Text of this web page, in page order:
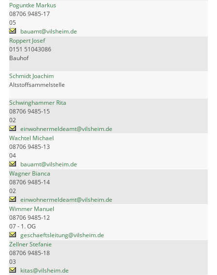
Poguntke Markus
08706 9485-17
05
bauamt@vilsheim.de
Roppert Josef
0151 51043086
Bauhof
Schmidt Joachim
Altstoffsammelstelle
Schwinghammer Rita
08706 9485-15
02
einwohnermeldeamt@vilsheim.de
Wachtel Michael
08706 9485-13
04
bauamt@vilsheim.de
Wagner Bianca
08706 9485-14
02
einwohnermeldeamt@vilsheim.de
Wimmer Manuel
08706 9485-12
07 - 1. OG
geschaeftsleitung@vilsheim.de
Zellner Stefanie
08706 9485-18
03
kitas@vilsheim.de